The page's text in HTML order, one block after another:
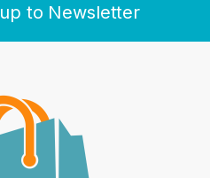
to Newsletter